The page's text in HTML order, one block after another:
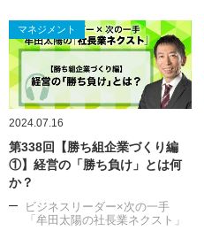
マネジメント
2024.07.16
第338回【勝ち組企業づくり編
①】経営の「勝ち負け」とは何
か？
ビジネスリーダー×次の一手
「牟田太陽の社長業ネクスト」